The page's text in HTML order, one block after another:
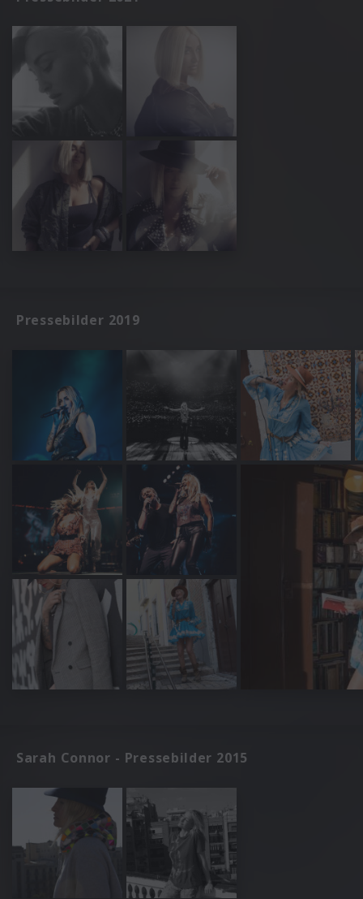
Pressebilder 2019
Sarah Connor - Pressebilder 2015